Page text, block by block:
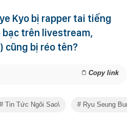
Kyo bị rapper tai tiếng
trên livestream,
cũng bị réo tên?
Copy link
Tin Tức Ngôi Sao\ Ryu Seung Bum